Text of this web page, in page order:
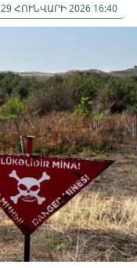
29 ՀՈՒՆՎԱՐԻ 2026 16:40